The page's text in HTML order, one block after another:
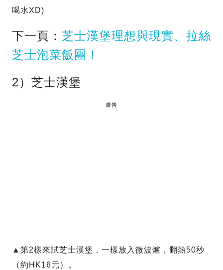
喝水XD)
下一頁： 芝士漢堡理想與現實、拉絲
芝士泡菜飯團！
2）芝士漢堡
廣告
▲第2樣來試芝士漢堡，一樣放入微波爐，翻熱50秒
（約HK16元）。